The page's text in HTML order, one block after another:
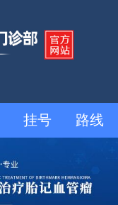
挂号 路线